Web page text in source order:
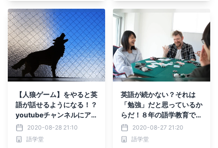
【人狼ゲーム】をやると英
語が話せるようになる！？
youtubeチャンネルにア
ソビレッスンを配信！！
2020-08-28 21:10
語学堂
英語が続かない？それは
「勉強」だと思っているか
らだ！８年の語学教育で分
かったアソビメソッド
2020-08-27 21:20
語学堂